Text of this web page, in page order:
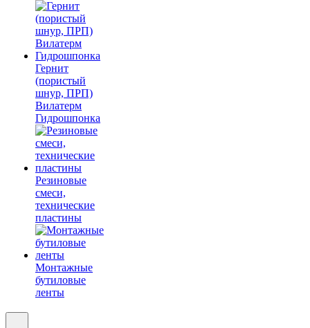
Гернит
(пористый
шнур, ПРП)
Вилатерм
Гидрошпонка
Резиновые
смеси,
технические
пластины
Монтажные
бутиловые
ленты